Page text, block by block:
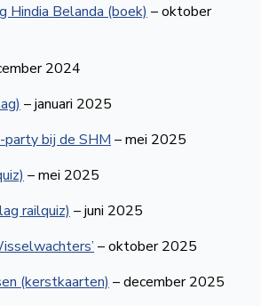
Hindia Belanda (boek) – oktober
2024
– januari 2025
bij de SHM – mei 2025
– mei 2025
railquiz) – juni 2025
– oktober 2025
(kerstkaarten) – december 2025